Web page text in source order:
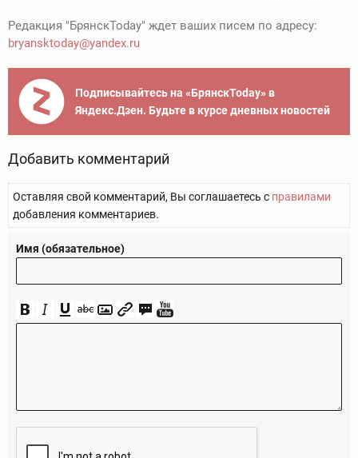
Редакция "БрянскToday" ждет ваших писем по адресу:
bryansktoday@yandex.ru
Подписывайтесь на «БрянскToday» в
Яндекс.Дзен. Будьте в курсе дневных новостей
Добавить комментарий
Оставляя свой комментарий, Вы соглашаетесь с правилами
добавления комментариев.
Имя (обязательное)